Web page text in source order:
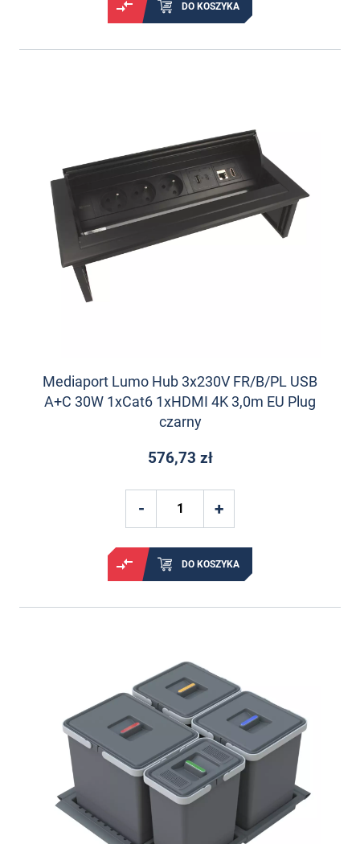
DO KOSZYKA
Mediaport Lumo Hub 3x230V FR/B/PL USB
A+C 30W 1xCat6 1xHDMI 4K 3,0m EU Plug
czarny
576,73 zł
DO KOSZYKA